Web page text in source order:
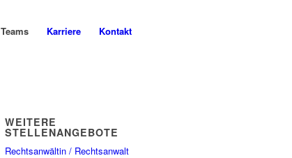
Teams Karriere Kontakt
WEITERE
STELLENANGEBOTE
Rechtsanwältin / Rechtsanwalt